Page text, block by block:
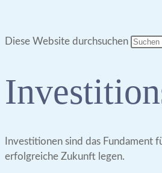
Diese Website durchsuchen
Investitionen sind das Fundament
erfolgreiche Zukunft legen.